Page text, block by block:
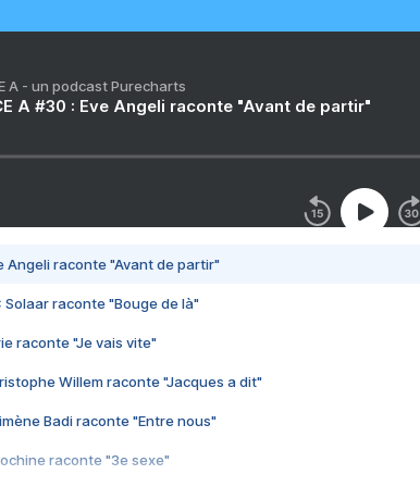
A - un podcast Purecharts
A #30 : Eve Angeli raconte "Avant de partir"
Angeli raconte "Avant de partir"
Solaar raconte "Bouge de là"
raconte "Je vais vite"
Willem raconte "Jacques a dit"
Badi raconte "Entre nous"
raconte "3e sexe"